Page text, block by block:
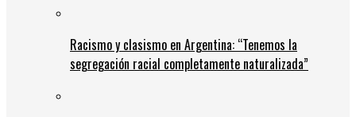
Racismo y clasismo en Argentina: “Tenemos la
segregación racial completamente naturalizada”